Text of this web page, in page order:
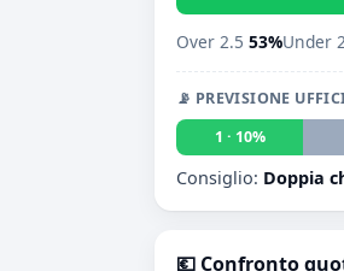
Over 2.5 53%Under
📡 PREVISIONE
1 · 10%
Consiglio: Doppia
💶 Confronto